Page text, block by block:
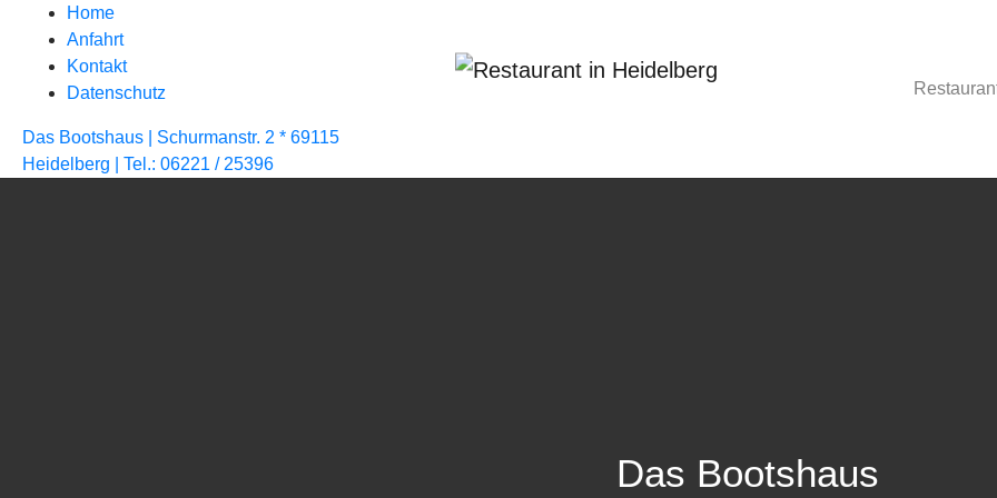
Skip to main content
Home
Anfahrt
Kontakt
Datenschutz
Das Bootshaus |
Schurmanstr. 2 * 69115
Heidelberg | Tel.: 06221 / 25396
Das Bootshaus